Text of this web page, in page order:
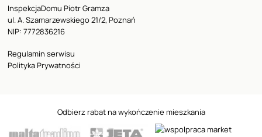
InspekcjaDomu Piotr Gramza
ul. A. Szamarzewskiego 21/2, Poznań
NIP: 7772836216
Regulamin serwisu
Polityka Prywatności
Odbierz rabat na wykończenie mieszkania